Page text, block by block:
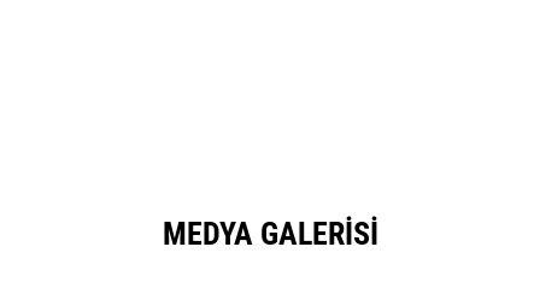
MEDYA GALERISI